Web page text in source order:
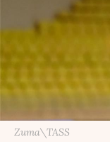
Zuma\TASS